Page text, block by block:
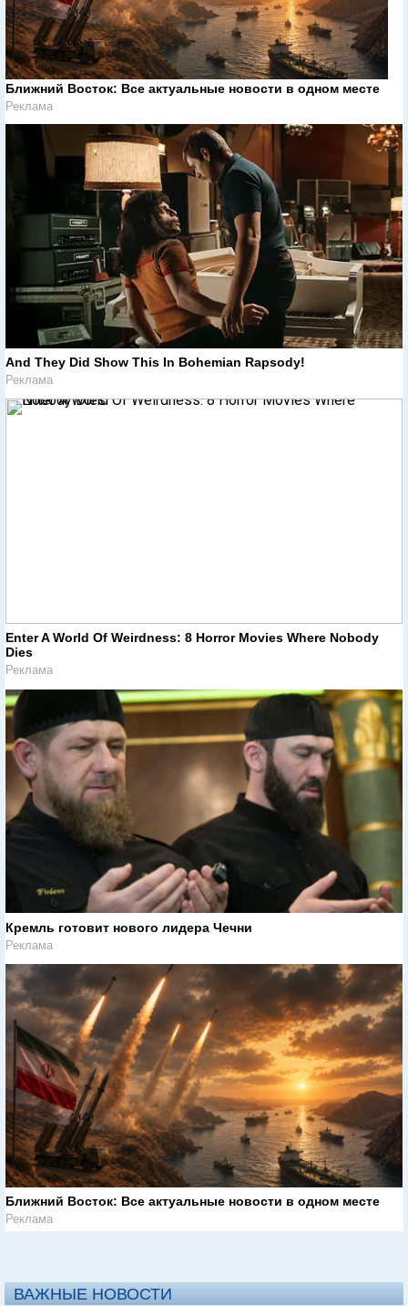
Ближний Восток: Все актуальные новости в одном месте
Реклама
And They Did Show This In Bohemian Rapsody!
Реклама
Enter A World Of Weirdness: 8 Horror Movies Where Nobody
Dies
Реклама
Кремль готовит нового лидера Чечни
Реклама
Ближний Восток: Все актуальные новости в одном месте
Реклама
ВАЖНЫЕ НОВОСТИ